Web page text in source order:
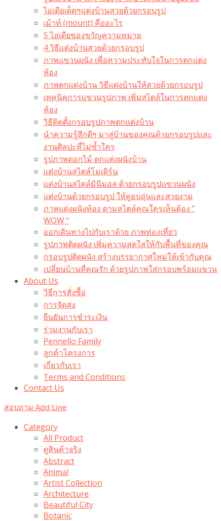
ไอเดียเด็ดๆแต่งบ้านสวยด้วยกรอบรูป
เม้าท์ (mount) คืออะไร​
5 ไอเดียของขวัญความหมาย
4 วิธีแต่งบ้านสวยด้วยกรอบรูป
ภาพแขวนผนัง เพื่อความประทับใจในการตกแต่ง
ห้อง
ภาพตกแต่งบ้าน วิธีแต่งบ้านให้สวยด้วยกรอบรูป
เทคนิคการแขวนรูปภาพ เพิ่มสไตล์ในการตกแต่ง
ห้อง
วิธีติดตั้งกรอบรูปภาพตกแต่งบ้าน
นำความรู้สึกดีๆ มาสู่บ้านของคุณด้วยกรอบรูปและ
งานศิลปะที่ไม่ซ้ำใคร
รูปภาพดอกไม้ ตกแต่งผนังบ้าน
แต่งบ้านสไตล์โมเดิร์น
แต่งบ้านสไตล์มินิมอล ด้วยกรอบรูปแขวนผนัง
แต่งบ้านด้วยกรอบรูป ให้ดูอบอุ่นและสวยงาม
ภาพแต่งผนังห้อง ตามสไตล์คุณใครเห็นต้อง ”
WOW “
ออกเดินทางไปกับเราด้วย ภาพท่องเที่ยว
รูปภาพติดผนัง เพิ่มความสดใสให้กับพื้นที่ของคุณ
กรอบรูปติดผนัง สร้างบรรยากาศใหม่ให้เข้ากับคุณ
เปลี่ยนบ้านที่คุณรัก ด้วยรูปภาพใส่กรอบพร้อมแขวน​
About Us
วิธีการสั่งซื้อ
การจัดส่ง
ยืนยันการชำระเงิน
ร่วมงานกับเรา
Pennello Family
ลูกค้าโครงการ
เกี่ยวกับเรา
Terms and Conditions
Contact Us
สอบถาม Add Line
Category
All Product
ดูสินค้าจริง
Abstract
Animal
Artist Collection
Architecture
Beautiful City
Botanic